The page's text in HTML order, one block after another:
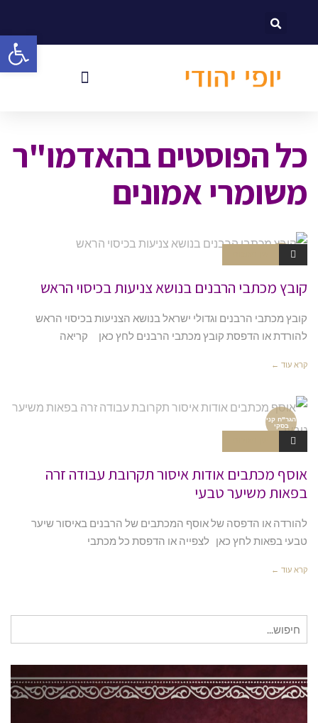
כל הפוסטים בהאדמו"ר
משומרי אמונים
חוברות
קובץ מכתבי הרבנים בנושא צניעות בכיסוי הראש
קובץ מכתבי הרבנים וגדולי ישראל בנושא הצניעות בכיסוי הראש
להורדת או הדפסת קובץ מכתבי הרבנים לחץ כאן קריאה
קרא עוד ←
הגר"ח קני
בסקי
אוסף מכתבים אודות איסור תקרובת עבודה זרה
בפאות משיער טבעי
להורדה או הדפסה של אוסף המכתבים של הרבנים באיסור שיער
טבעי בפאות לחץ כאן לצפייה או הדפסת כל מכתבי
קרא עוד ←
עבור:
פתח